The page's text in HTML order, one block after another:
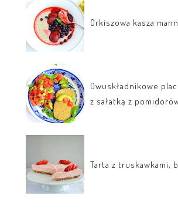
Orkiszowa kasza
Dwuskładnikowe
z sałatką z
Tarta z truskawkami,